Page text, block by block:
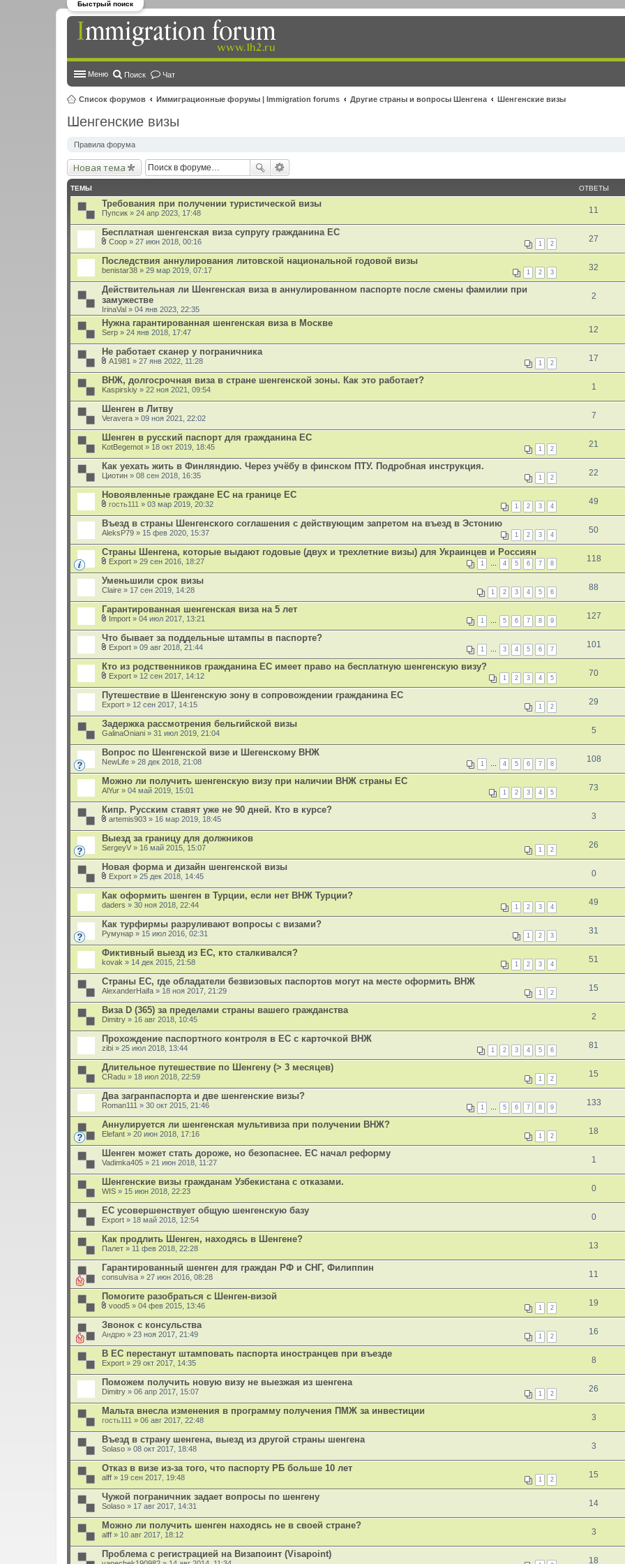
Меню Поиск Чат
Список форумов Иммиграционные форумы | Immigration forums Другие страны и вопросы Шенгена Шенгенские визы
Быстрый поиск
Шенгенские визы
Правила форума
Новая тема
ТЕМЫ ОТВЕТЫ
Требования при получении туристической визы
Пупсик » 24 апр 2023, 17:48 11
Бесплатная шенгенская виза супругу гражданина ЕС
1 2
л
о
ж
е
н
и
я
Coop » 27 июн 2018, 00:16 27
Последствия аннулирования литовской национальной годовой визы
1 2 3
benistar38 » 29 мар 2019, 07:17 32
Действительная ли Шенгенская виза в аннулированном паспорте после смены фамилии при
замужестве
IrinaVal » 04 янв 2023, 22:35
2
Нужна гарантированная шенгенская виза в Москве
Serp » 24 янв 2018, 17:47 12
Не работает сканер у пограничника
1 2
л
о
ж
е
н
и
A1981 » 27 янв 2022, 11:28 17
ВНЖ, долгосрочная виза в стране шенгенской зоны. Как это работает?
Kaspirskiy » 22 ноя 2021, 09:54 1
Шенген в Литву
Veravera » 09 ноя 2021, 22:02 7
Шенген в русский паспорт для гражданина ЕС
1 2
KotBegemot » 18 окт 2019, 18:45 21
Как уехать жить в Финляндию. Через учёбу в финском ПТУ. Подробная инструкция.
1 2
Циотин » 08 сен 2018, 16:35 22
Новоявленные граждане ЕС на границе ЕС
1 2 3 4
л
о
ж
е
н
и
гость111 » 03 мар 2019, 20:32 49
Въезд в страны Шенгенского соглашения с действующим запретом на въезд в Эстонию
1 2 3 4
AleksP79 » 15 фев 2020, 15:37 50
Страны Шенгена, которые выдают годовые (двух и трехлетние визы) для Украинцев и Россиян
1 … 4 5 6 7 8
л
о
ж
е
н
и
Export » 29 сен 2016, 18:27 118
Уменьшили срок визы
1 2 3 4 5 6
Claire » 17 сен 2019, 14:28 88
Гарантированная шенгенская виза на 5 лет
1 … 5 6 7 8 9
л
о
ж
е
н
и
Import » 04 июл 2017, 13:21 127
Что бывает за поддельные штампы в паспорте?
1 … 3 4 5 6 7
л
о
ж
е
н
и
Export » 09 авг 2018, 21:44 101
Кто из родственников гражданина ЕС имеет право на бесплатную шенгенскую визу?
1 2 3 4 5
л
о
ж
е
н
и
Export » 12 сен 2017, 14:12 70
Путешествие в Шенгенскую зону в сопровождении гражданина ЕС
1 2
Export » 12 сен 2017, 14:15 29
Задержка рассмотрения бельгийской визы
GalinaOniani » 31 июл 2019, 21:04 5
Вопрос по Шенгенской визе и Шегенскому ВНЖ
1 … 4 5 6 7 8
NewLife » 28 дек 2018, 21:08 108
Можно ли получить шенгенскую визу при наличии ВНЖ страны ЕС
1 2 3 4 5
AlYur » 04 май 2019, 15:01 73
Кипр. Русским ставят уже не 90 дней. Кто в курсе?
л
о
ж
е
н
и
artemis903 » 16 мар 2019, 18:45 3
Выезд за границу для должников
1 2
SergeyV » 16 май 2015, 15:07 26
Новая форма и дизайн шенгенской визы
л
о
ж
е
н
и
Export » 25 дек 2018, 14:45 0
Как оформить шенген в Турции, если нет ВНЖ Турции?
1 2 3 4
daders » 30 ноя 2018, 22:44 49
Как турфирмы разруливают вопросы с визами?
1 2 3
Румунар » 15 июл 2016, 02:31 31
Фиктивный выезд из ЕС, кто сталкивался?
1 2 3 4
kovak » 14 дек 2015, 21:58 51
Страны ЕС, где обладатели безвизовых паспортов могут на месте оформить ВНЖ
1 2
AlexanderHaifa » 18 ноя 2017, 21:29 15
Виза D (365) за пределами страны вашего гражданства
Dimitry » 16 авг 2018, 10:45 2
Прохождение паспортного контроля в ЕС с карточкой ВНЖ
1 2 3 4 5 6
zibi » 25 июл 2018, 13:44 81
Длительное путешествие по Шенгену (> 3 месяцев)
1 2
CRadu » 18 июл 2018, 22:59 15
Два загранпаспорта и две шенгенские визы?
1 … 5 6 7 8 9
Roman111 » 30 окт 2015, 21:46 133
Аннулируется ли шенгенская мультивиза при получении ВНЖ?
1 2
Elefant » 20 июн 2018, 17:16 18
Шенген может стать дороже, но безопаснее. ЕС начал реформу
Vadimka405 » 21 июн 2018, 11:27 1
Шенгенские визы гражданам Узбекистана с отказами.
WIS » 15 июн 2018, 22:23 0
ЕС усовершенствует общую шенгенскую базу
Export » 18 май 2018, 12:54 0
Как продлить Шенген, находясь в Шенгене?
Палет » 11 фев 2018, 22:28 13
Гарантированный шенген для граждан РФ и СНГ, Филиппин
consulvisa » 27 июн 2016, 08:28 11
Помогите разобраться с Шенген-визой
1 2
л
о
ж
е
н
и
vood5 » 04 фев 2015, 13:46 19
Звонок с консульства
1 2
Андрю » 23 ноя 2017, 21:49 16
В ЕС перестанут штамповать паспорта иностранцев при въезде
Export » 29 окт 2017, 14:35 8
Поможем получить новую визу не выезжая из шенгена
1 2
Dimitry » 06 апр 2017, 15:07 26
Мальта внесла изменения в программу получения ПМЖ за инвестиции
гость111 » 06 авг 2017, 22:48 3
Въезд в страну шенгена, выезд из другой страны шенгена
Solaso » 08 окт 2017, 18:48 3
Отказ в визе из-за того, что паспорту РБ больше 10 лет
1 2
alff » 19 сен 2017, 19:48 15
Чужой пограничник задает вопросы по шенгену
Solaso » 17 авг 2017, 14:31 14
Можно ли получить шенген находясь не в своей стране?
alff » 10 авг 2017, 18:12 3
Проблема с регистрацией на Визапоинт (Visapoint)
18